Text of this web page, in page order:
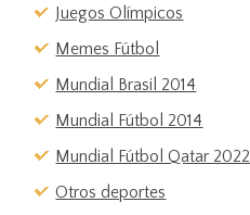
Juegos Olímpicos
Memes Fútbol
Mundial Brasil 2014
Mundial Fútbol 2014
Mundial Fútbol Qatar 2022
Otros deportes